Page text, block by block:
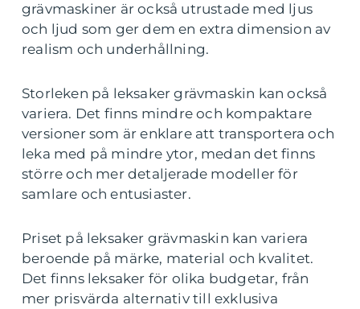
grävmaskiner är också utrustade med ljus
och ljud som ger dem en extra dimension av
realism och underhållning.
Storleken på leksaker grävmaskin kan också
variera. Det finns mindre och kompaktare
versioner som är enklare att transportera och
leka med på mindre ytor, medan det finns
större och mer detaljerade modeller för
samlare och entusiaster.
Priset på leksaker grävmaskin kan variera
beroende på märke, material och kvalitet.
Det finns leksaker för olika budgetar, från
mer prisvärda alternativ till exklusiva